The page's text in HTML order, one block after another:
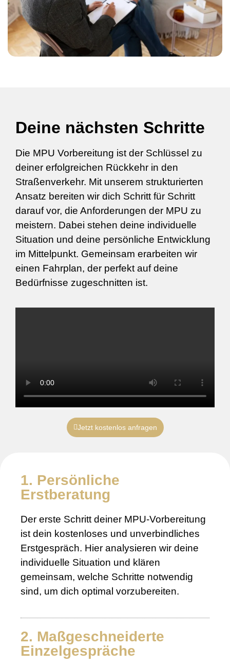
Deine nächsten Schritte
Die MPU Vorbereitung ist der Schlüssel zu
deiner erfolgreichen Rückkehr in den
Straßenverkehr. Mit unserem strukturierten
Ansatz bereiten wir dich Schritt für Schritt
darauf vor, die Anforderungen der MPU zu
meistern. Dabei stehen deine individuelle
Situation und deine persönliche Entwicklung
im Mittelpunkt. Gemeinsam erarbeiten wir
einen Fahrplan, der perfekt auf deine
Bedürfnisse zugeschnitten ist.
Jetzt kostenlos anfragen
1. Persönliche
Erstberatung
Der erste Schritt deiner MPU-Vorbereitung
ist dein kostenloses und unverbindliches
Erstgespräch. Hier analysieren wir deine
individuelle Situation und klären
gemeinsam, welche Schritte notwendig
sind, um dich optimal vorzubereiten.
2. Maßgeschneiderte
Einzelgespräche